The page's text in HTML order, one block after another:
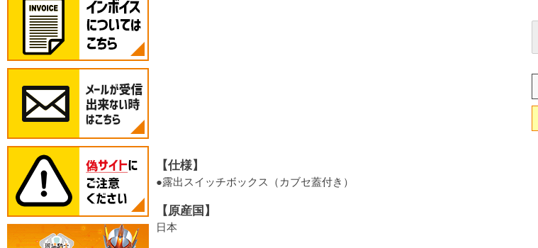
【仕様】
●露出スイッチボックス（カブセ蓋付き）
【原産国】
日本